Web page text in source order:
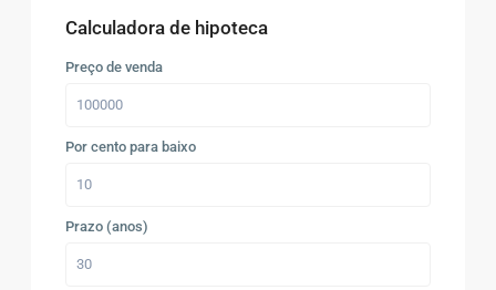
Calculadora de hipoteca
Preço de venda
Por cento para baixo
Prazo (anos)